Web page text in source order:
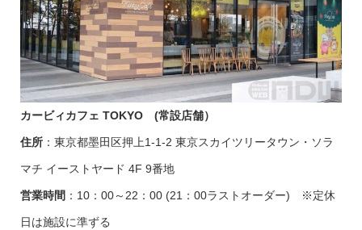
カービィカフェ TOKYO (常設店舗）
住所：東京都墨田区押上1-1-2 東京スカイツリータウン・ソラ
マチ イーストヤード 4F 9番地
営業時間 ：10：00～22：00 (21：00ラストオーダー) ※定休
日は施設に準ずる